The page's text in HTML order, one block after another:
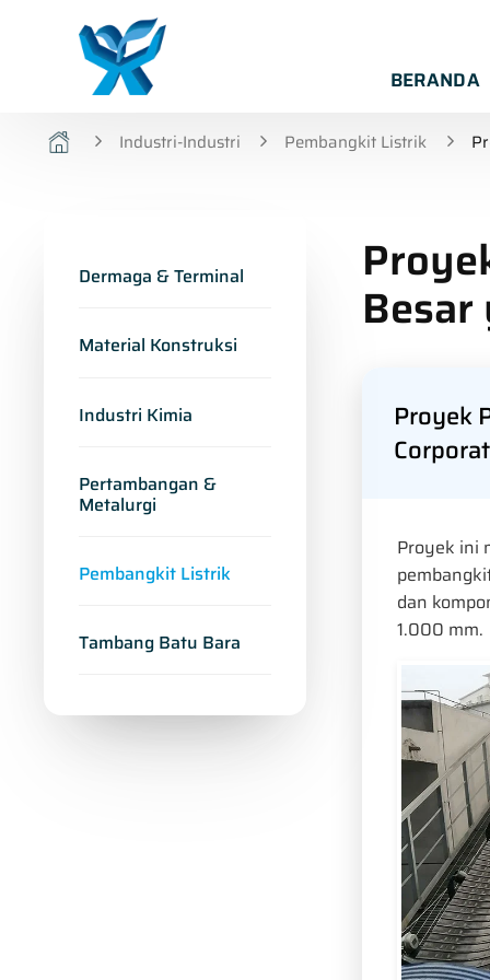
BERANDA
Industri-Industri Pembangkit Listrik
Proyek
Proyek ini
dan
1.000 mm.
Dermaga & Terminal
Material Konstruksi
Industri Kimia
Pertambangan &
Metalurgi
Pembangkit Listrik
Tambang Batu Bara